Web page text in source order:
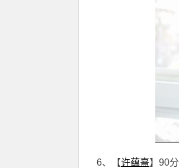
6、【许蕴熹】90分